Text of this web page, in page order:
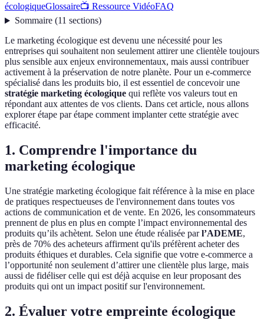
écologiqueGlossaire📺 Ressource VidéoFAQ
Sommaire(11 sections)
Le marketing écologique est devenu une nécessité pour les
entreprises qui souhaitent non seulement attirer une clientèle toujours
plus sensible aux enjeux environnementaux, mais aussi contribuer
activement à la préservation de notre planète. Pour un e-commerce
spécialisé dans les produits bio, il est essentiel de concevoir une
stratégie marketing écologique qui reflète vos valeurs tout en
répondant aux attentes de vos clients. Dans cet article, nous allons
explorer étape par étape comment implanter cette stratégie avec
efficacité.
1. Comprendre l'importance du
marketing écologique
Une stratégie marketing écologique fait référence à la mise en place
de pratiques respectueuses de l'environnement dans toutes vos
actions de communication et de vente. En 2026, les consommateurs
prennent de plus en plus en compte l’impact environnemental des
produits qu’ils achètent. Selon une étude réalisée parl’ADEME,
près de 70% des acheteurs affirment qu'ils préfèrent acheter des
produits éthiques et durables. Cela signifie que votre e-commerce a
l’opportunité non seulement d’attirer une clientèle plus large, mais
aussi de fidéliser celle qui est déjà acquise en leur proposant des
produits qui ont un impact positif sur l'environnement.
2. Évaluer votre empreinte écologique